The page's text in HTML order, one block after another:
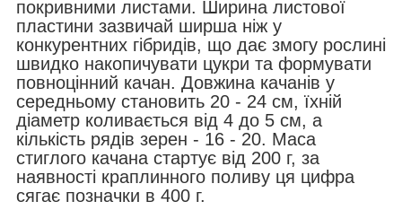
покривними листами. Ширина листової
пластини зазвичай ширша ніж у
конкурентних гібридів, що дає змогу рослині
швидко накопичувати цукри та формувати
повноцінний качан. Довжина качанів у
середньому становить 20 - 24 см, їхній
діаметр коливається від 4 до 5 см, а
кількість рядів зерен - 16 - 20. Маса
стиглого качана стартує від 200 г, за
наявності краплинного поливу ця цифра
сягає позначки в 400 г.